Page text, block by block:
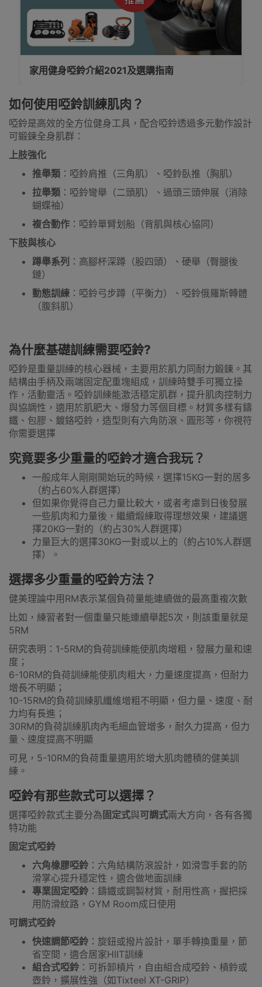
家用健身啞鈴介紹2021及選購指南
如何使用啞鈴訓練肌肉？
啞鈴是高效的全方位健身工具，配合啞鈴透過多元動作設計
可鍛鍊全身肌群：
上肢強化
推舉類 ：啞鈴肩推（三角肌）、啞鈴臥推（胸肌）
拉舉類 ：啞鈴彎舉（二頭肌）、過頭三頭伸展（消除
蝴蝶袖）
複合動作 ：啞鈴單臂划船（背肌與核心協同）
下肢與核心
蹲舉系列 ：高腳杯深蹲（股四頭）、硬舉（臀腿後
鏈）
動態訓練 ：啞鈴弓步蹲（平衡力）、啞鈴俄羅斯轉體
（腹斜肌）
為什麼基礎訓練需要啞鈴?
啞鈴是重量訓練的核心器械，主要用於肌力同耐力鍛鍊。其
結構由手柄及兩端固定配重塊組成，訓練時雙手可獨立操
作，活動靈活。啞鈴訓練能激活穩定肌群，提升肌肉控制力
與協調性，適用於肌肥大、爆發力等個目標。材質多樣有鑄
鐵、包膠、鍍鉻啞鈴，造型則有六角防滾、圓形等，你視符
你需要選擇
究竟要多少重量的啞鈴才適合我玩？
一般成年人剛剛開始玩的時候，選擇15KG一對的居多
（約占60%人群選擇）
但如果你覺得自己力量比較大，或者考慮到日後發展
一些肌肉和力量後，繼續煅練取得理想效果，建議選
擇20KG一對的（約占30%人群選擇）
力量巨大的選擇30KG一對或以上的（約占10%人群選
擇）。
選擇多少重量的啞鈴方法？
健美理論中用RM表示某個負荷量能連續做的最高重複次數
比如，練習者對一個重量只能連續舉起5次，則該重量就是
5RM
研究表明：1-5RM的負荷訓練能使肌肉增粗，發展力量和速
度；
6-10RM的負荷訓練能使肌肉粗大，力量速度提高，但耐力
增長不明顯；
10-15RM的負荷訓練肌纖維增粗不明顯，但力量、速度、耐
力均有長進；
30RM的負荷訓練肌肉內毛細血管增多，耐久力提高，但力
量、速度提高不明顯
可見，5-10RM的負荷重量適用於增大肌肉體積的健美訓
練。
啞鈴有那些款式可以選擇？
選擇啞鈴款式主要分為 固定式與可調式兩大方向，各有各獨
特功能
固定式啞鈴
六角橡膠啞鈴 ：六角結構防滾設計，如滑雪手套的防
滑掌心提升穩定性，適合做地面訓練
專業固定啞鈴 ：鑄鐵或鋼製材質，耐用性高，握把採
用防滑紋路，GYM Room成日使用
可調式啞鈴
快速調節啞鈴 ：旋鈕或撥片設計，單手轉換重量，節
省空間，適合居家HIIT訓練
組合式啞鈴 ：可拆卸槓片，自由組合成啞鈴、槓鈴或
壺鈴，擴展性強（如Tixteel XT-GRIP）